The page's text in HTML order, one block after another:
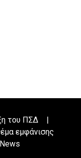
του ΠΣΔ
εμφάνισης